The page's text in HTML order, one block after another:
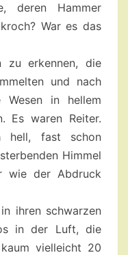
deren Hammer
War es das
zu erkennen, die
und nach
Wesen in hellem
Es waren Reiter.
hell, fast schon
Himmel
wie der Abdruck
ihren schwarzen
in der Luft, die
vielleicht 20